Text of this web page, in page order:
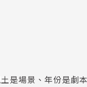
是場景、年份是劇